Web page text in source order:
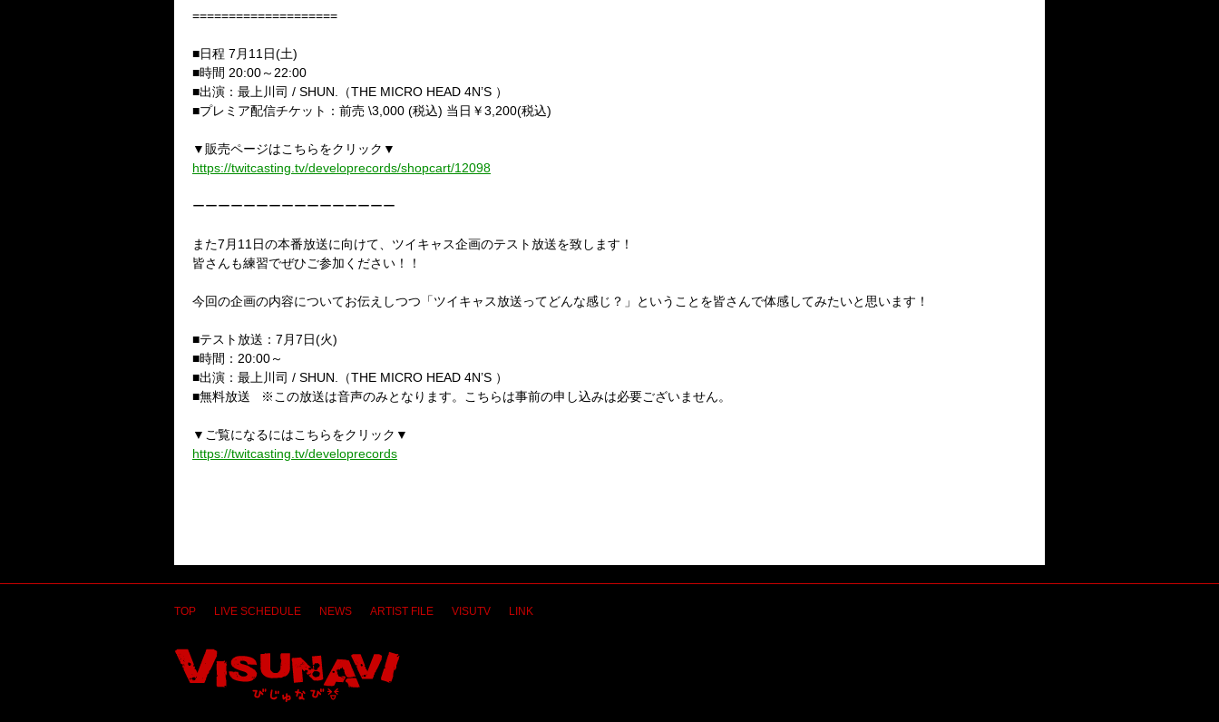
====================
■日程 7 月 11 日(土)
■時間 20:00～ 22:00
■出演：最上川司 / SHUN. （THE MICRO HEAD 4N’S ）
■プレミア配信チケット：前売 \3,000 (税込) 当日￥3,200(税込)
▼販売ページはこちらをクリック▼
https://twitcasting.tv/developrecords/shopcart/12098
ーーーーーーーーーーーーーーーー
また7 月 11 日の本番放送に向けて、 ツイキャス企画のテスト放送を致します！
皆さんも練習でぜひご参加ください！！
今回の企画の内容についてお伝えしつつ 「ツイキャス放送ってどんな感じ？」ということを皆さんで体感してみたいと思います！
■テスト放送： 7 月7日(火)
■時間： 20:00～
■出演：最上川司 / SHUN. （THE MICRO HEAD 4N’S ）
■無料放送 ※ この放送は音声のみとなります。こちらは事前の申し込みは必要ございません。
▼ご覧になるにはこちらをクリック▼
https://twitcasting.tv/developrecords
TOP LIVE SCHEDULE NEWS ARTIST FILE VISUTV LINK